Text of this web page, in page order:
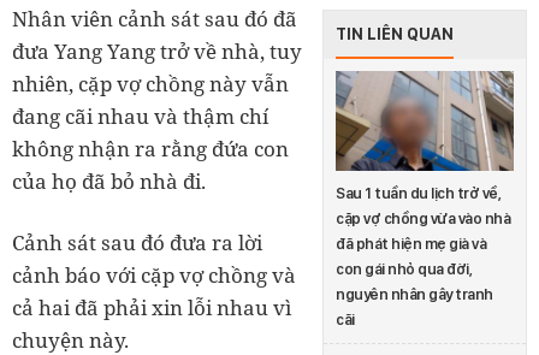
TIN LIÊN QUAN
Sau 1 tuần du lịch trở về,
cặp vợ chồng vừa vào nhà
đã phát hiện mẹ già và
con gái nhỏ qua đời,
nguyên nhân gây tranh
cãi
Nhân viên cảnh sát sau đó đã
đưa Yang Yang trở về nhà, tuy
nhiên, cặp vợ chồng này vẫn
đang cãi nhau và thậm chí
không nhận ra rằng đứa con
của họ đã bỏ nhà đi.
Cảnh sát sau đó đưa ra lời
cảnh báo với cặp vợ chồng và
cả hai đã phải xin lỗi nhau vì
chuyện này.